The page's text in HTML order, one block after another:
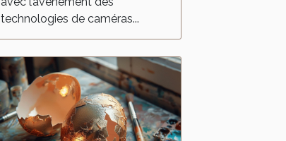
?
technologies de caméras...